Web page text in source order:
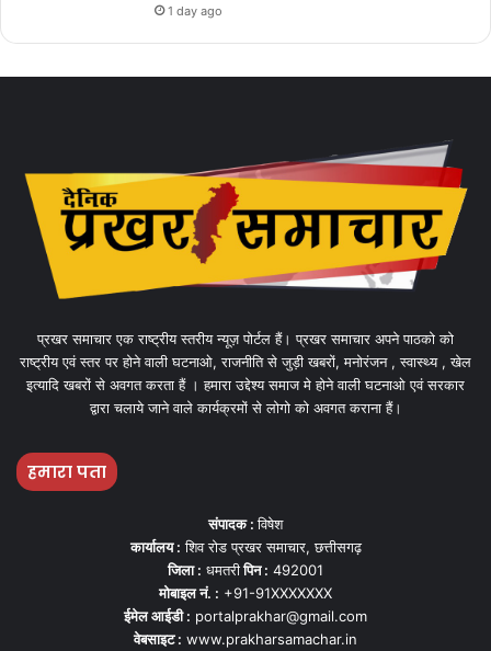
1 day ago
प्रखर समाचार एक राष्ट्रीय स्तरीय न्यूज़ पोर्टल हैं। प्रखर समाचार अपने पाठको को
राष्ट्रीय एवं स्तर पर होने वाली घटनाओ, राजनीति से जुड़ी खबरों, मनोरंजन , स्वास्थ्य , खेल
इत्यादि खबरों से अवगत करता हैं । हमारा उद्देश्य समाज मे होने वाली घटनाओ एवं सरकार
द्वारा चलाये जाने वाले कार्यक्रमों से लोगो को अवगत कराना हैं।
हमारा पता
संपादक :विषेश
कार्यालय : शिव रोड प्रखर समाचार, छत्तीसगढ़
जिला : धमतरीपिन : 492001
मोबाइल नं. : +91-91XXXXXXX
ईमेल आईडी : portalprakhar@gmail.com
वेबसाइट : www.prakharsamachar.in